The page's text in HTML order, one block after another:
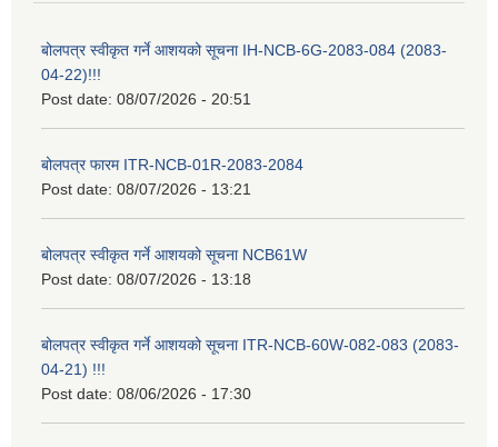
बोलपत्र स्वीकृत गर्ने आशयको सूचना IH-NCB-6G-2083-084 (2083-
04-22)!!!
Post date: 08/07/2026 - 20:51
बोलपत्र फारम ITR-NCB-01R-2083-2084
Post date: 08/07/2026 - 13:21
बोलपत्र स्वीकृत गर्ने आशयको सूचना NCB61W
Post date: 08/07/2026 - 13:18
बोलपत्र स्वीकृत गर्ने आशयको सूचना ITR-NCB-60W-082-083 (2083-
04-21) !!!
Post date: 08/06/2026 - 17:30